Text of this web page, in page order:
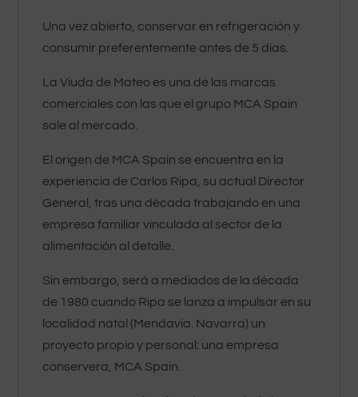
Una vez abierto, conservar en refrigeración y
consumir preferentemente antes de 5 días.
La Viuda de Mateo es una de las marcas
comerciales con las que el grupo MCA Spain
sale al mercado.
El origen de MCA Spain se encuentra en la
experiencia de Carlos Ripa, su actual Director
General, tras una década trabajando en una
empresa familiar vinculada al sector de la
alimentación al detalle.
Sin embargo, será a mediados de la década
de 1980 cuando Ripa se lanza a impulsar en su
localidad natal (Mendavia. Navarra) un
proyecto propio y personal: una empresa
conservera, MCA Spain.